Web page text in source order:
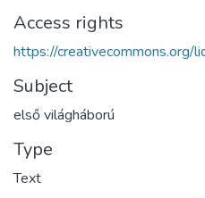
Access rights
https://creativecommons.org/
Subject
első világháború
Type
Text